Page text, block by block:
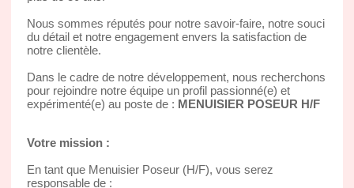
Nous sommes réputés pour notre savoir-faire, notre souci
du détail et notre engagement envers la satisfaction de
notre clientèle.
Dans le cadre de notre développement, nous recherchons
pour rejoindre notre équipe un profil passionné(e) et
expérimenté(e) au poste de : MENUISIER POSEUR H/F
Votre mission :
En tant que Menuisier Poseur (H/F), vous serez
responsable de :